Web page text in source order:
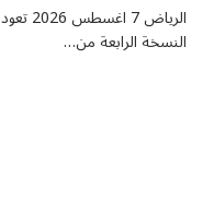
النسخة الرابعة من…